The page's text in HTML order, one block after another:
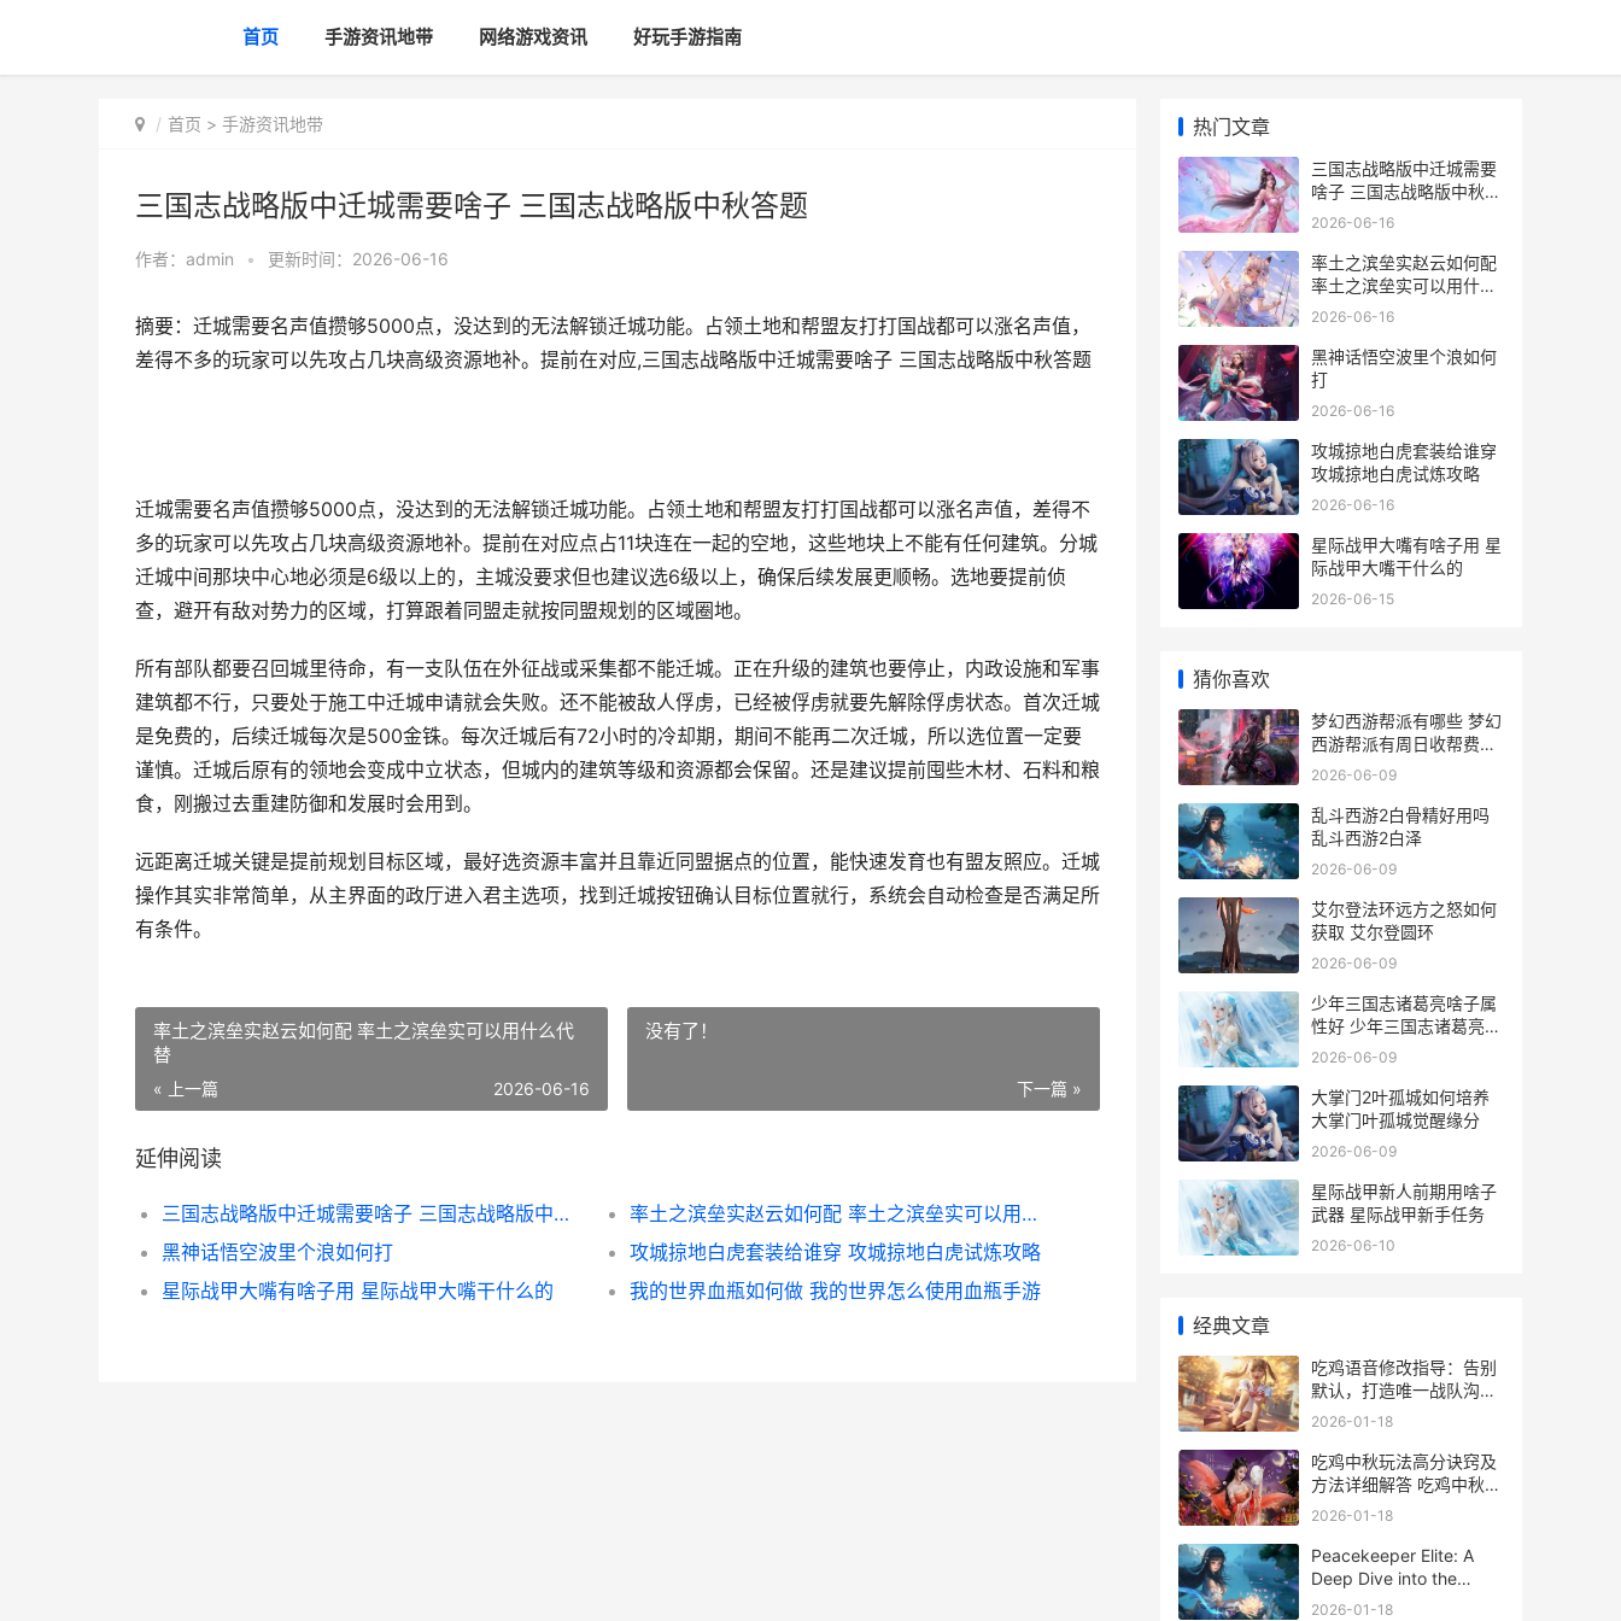
首页 手游资讯地带 网络游戏资讯 好玩手游指南
首页 > 手游资讯地带
三国志战略版中迁城需要啥子 三国志战略版中秋答题
作者： admin • 更新时间：2026-06-16
摘要：迁城需要名声值攒够5000点，没达到的无法解锁迁城功能。占领土地和帮盟友打打国战都可以涨名声值，
差得不多的玩家可以先攻占几块高级资源地补。提前在对应,三国志战略版中迁城需要啥子 三国志战略版中秋答题
迁城需要名声值攒够5000点，没达到的无法解锁迁城功能。占领土地和帮盟友打打国战都可以涨名声值，差得不
多的玩家可以先攻占几块高级资源地补。提前在对应点占11块连在一起的空地，这些地块上不能有任何建筑。分城
迁城中间那块中心地必须是6级以上的，主城没要求但也建议选6级以上，确保后续发展更顺畅。选地要提前侦
查，避开有敌对势力的区域，打算跟着同盟走就按同盟规划的区域圈地。
所有部队都要召回城里待命，有一支队伍在外征战或采集都不能迁城。正在升级的建筑也要停止，内政设施和军事
建筑都不行，只要处于施工中迁城申请就会失败。还不能被敌人俘虏，已经被俘虏就要先解除俘虏状态。首次迁城
是免费的，后续迁城每次是500金铢。每次迁城后有72小时的冷却期，期间不能再二次迁城，所以选位置一定要
谨慎。迁城后原有的领地会变成中立状态，但城内的建筑等级和资源都会保留。还是建议提前囤些木材、石料和粮
食，刚搬过去重建防御和发展时会用到。
远距离迁城关键是提前规划目标区域，最好选资源丰富并且靠近同盟据点的位置，能快速发育也有盟友照应。迁城
操作其实非常简单，从主界面的政厅进入君主选项，找到迁城按钮确认目标位置就行，系统会自动检查是否满足所
有条件。
率土之滨垒实赵云如何配 率土之滨垒实可以用什么代
替
« 上一篇 2026-06-16
没有了！
下一篇 »
延伸阅读
三国志战略版中迁城需要啥子 三国志战略版中秋答题
率土之滨垒实赵云如何配 率土之滨垒实可以用什么代替
黑神话悟空波里个浪如何打
攻城掠地白虎套装给谁穿 攻城掠地白虎试炼攻略
星际战甲大嘴有啥子用 星际战甲大嘴干什么的
我的世界血瓶如何做 我的世界怎么使用血瓶手游
热门文章
三国志战略版中迁城需要
啥子 三国志战略版中秋答
题
2026-06-16
率土之滨垒实赵云如何配
率土之滨垒实可以用什么
代替
2026-06-16
黑神话悟空波里个浪如何
打
2026-06-16
攻城掠地白虎套装给谁穿
攻城掠地白虎试炼攻略
2026-06-16
星际战甲大嘴有啥子用 星
际战甲大嘴干什么的
2026-06-15
猜你喜欢
梦幻西游帮派有哪些 梦幻
西游帮派有周日收帮费的
吗
2026-06-09
乱斗西游2白骨精好用吗
乱斗西游2白泽
2026-06-09
艾尔登法环远方之怒如何
获取 艾尔登圆环
2026-06-09
少年三国志诸葛亮啥子属
性好 少年三国志诸葛亮怎
么搭配
2026-06-09
大掌门2叶孤城如何培养
大掌门叶孤城觉醒缘分
2026-06-09
星际战甲新人前期用啥子
武器 星际战甲新手任务
2026-06-10
经典文章
吃鸡语音修改指导：告别
默认，打造唯一战队沟通
吃鸡语音修改指令怎么用
2026-01-18
吃鸡中秋玩法高分诀窍及
方法详细解答 吃鸡中秋皮
肤多少钱
2026-01-18
Peacekeeper Elite: A
Deep Dive into the
English Names and
2026-01-18